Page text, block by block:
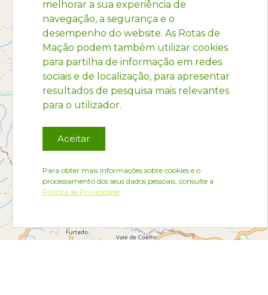
melhorar a sua experiência de
navegação, a segurança e o
desempenho do website. As Rotas de
Mação podem também utilizar cookies
para partilha de informação em redes
sociais e de localização, para apresentar
resultados de pesquisa mais relevantes
para o utilizador.
Aceitar
Para obter mais informações sobre cookies e o
processamento dos seus dados pessoais, consulte a
Política de Privacidade.